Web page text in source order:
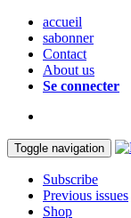
accueil
sabonner
Contact
About us
Se connecter
Toggle navigation
Subscribe
Previous issues
Shop